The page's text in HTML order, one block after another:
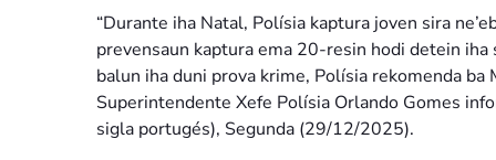
“Durante iha Natal, Polísia kaptura joven sira
prevensaun kaptura ema 20-resin hodi detein
balun iha duni prova krime, Polísia rekomenda
Superintendente Xefe Polísia Orlando Gomes
sigla portugés), Segunda (29/12/2025).